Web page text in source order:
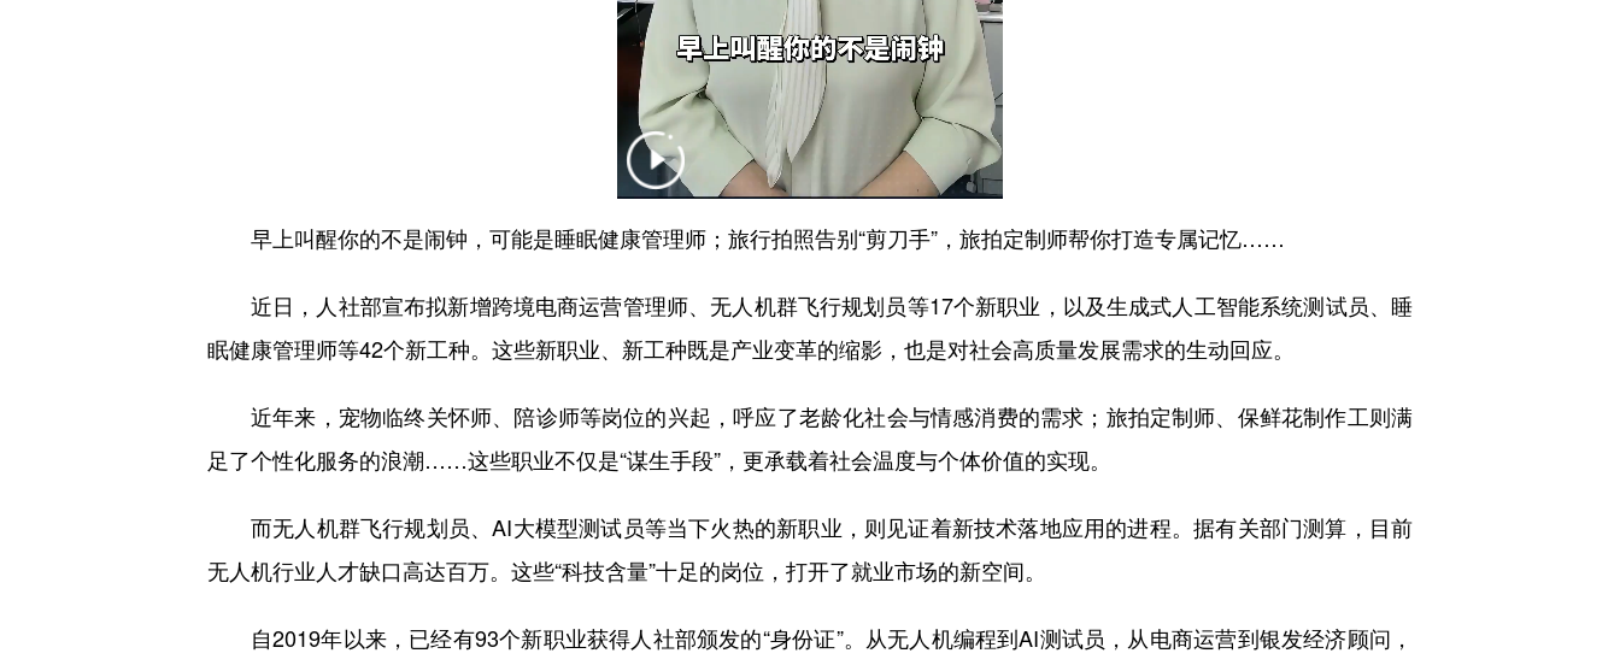
早上叫醒你的不是闹钟，可能是睡眠健康管理师；旅行拍照告别“剪刀手”，旅拍定制师帮你打造专属记忆……
近日，人社部宣布拟新增跨境电商运营管理师、无人机群飞行规划员等17个新职业，以及生成式人工智能系统测试员、睡
眠健康管理师等42个新工种。这些新职业、新工种既是产业变革的缩影，也是对社会高质量发展需求的生动回应。
近年来，宠物临终关怀师、陪诊师等岗位的兴起，呼应了老龄化社会与情感消费的需求；旅拍定制师、保鲜花制作工则满
足了个性化服务的浪潮……这些职业不仅是“谋生手段”，更承载着社会温度与个体价值的实现。
而无人机群飞行规划员、AI大模型测试员等当下火热的新职业，则见证着新技术落地应用的进程。据有关部门测算，目前
无人机行业人才缺口高达百万。这些“科技含量”十足的岗位，打开了就业市场的新空间。
自2019年以来，已经有93个新职业获得人社部颁发的“身份证”。从无人机编程到AI测试员，从电商运营到银发经济顾问，